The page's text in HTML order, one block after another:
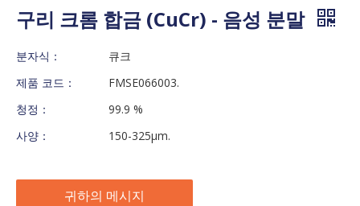
구리 크롬 합금 (CuCr) - 음성 분말
분자식：
큐크
제품 코드：
FMSE066003.
청정：
99.9 %
사양：
150-325μm.
귀하의 메시지